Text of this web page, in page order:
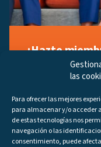
las
Para ofrecer las mejores
para almacenar y/o acceder
de estas tecnologías nos
navegación o las
consentimiento, puede
¡Hazte
a tu manera!
Regístrate ahora
los últimos
Regístrate